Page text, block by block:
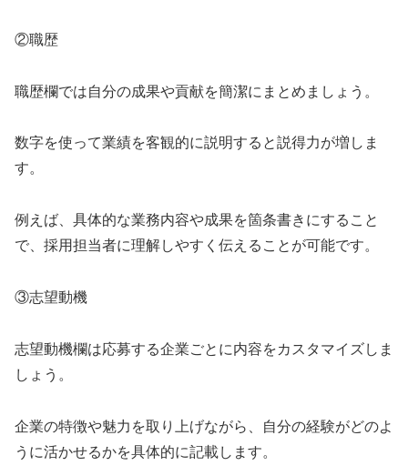
②職歴
職歴欄では自分の成果や貢献を簡潔にまとめましょう。
数字を使って業績を客観的に説明すると説得力が増しま
す。
例えば、具体的な業務内容や成果を箇条書きにすること
で、採用担当者に理解しやすく伝えることが可能です。
③志望動機
志望動機欄は応募する企業ごとに内容をカスタマイズしま
しょう。
企業の特徴や魅力を取り上げながら、自分の経験がどのよ
うに活かせるかを具体的に記載します。